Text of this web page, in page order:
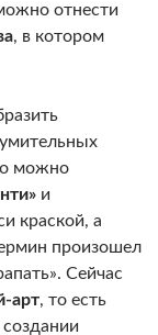
отнести
, в котором
можно
и
краской, а
произошел
Сейчас
арт, то есть